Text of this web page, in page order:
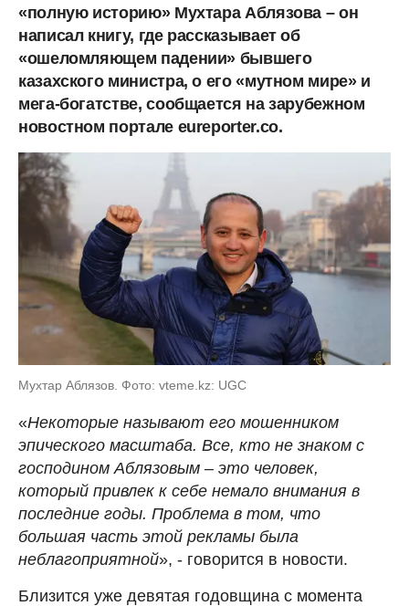
«полную историю» Мухтара Аблязова – он
написал книгу, где рассказывает об
«ошеломляющем падении» бывшего
казахского министра, о его «мутном мире» и
мега-богатстве, сообщается на зарубежном
новостном портале eureporter.co.
Мухтар Аблязов. Фото: vteme.kz: UGC
«Некоторые называют его мошенником
эпического масштаба. Все, кто не знаком с
господином Аблязовым – это человек,
который привлек к себе немало внимания в
последние годы. Проблема в том, что
большая часть этой рекламы была
неблагоприятной», - говорится в новости.
Близится уже девятая годовщина с момента